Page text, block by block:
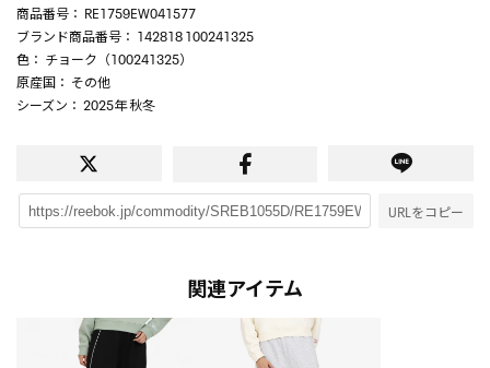
商品番号 ： RE1759EW041577
ブランド商品番号 ： 142818 100241325
色 ： チョーク（100241325）
原産国 ： その他
シーズン ： 2025年 秋冬
URLをコピー
関連アイテム